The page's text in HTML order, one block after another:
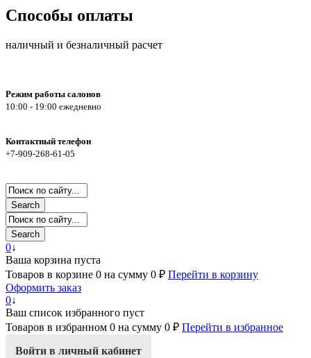
Способы оплаты
наличный и безналичный расчет
Режим работы салонов
10:00 - 19:00 ежедневно
Контактный телефон
+7-909-268-61-05
Search
Search
0↓
Ваша корзина пуста
Товаров в корзине 0 на сумму 0 ₽ Перейти в корзину
Оформить заказ
0↓
Ваш список избранного пуст
Товаров в избранном 0 на сумму 0 ₽ Перейти в избранное
Войти в личный кабинет